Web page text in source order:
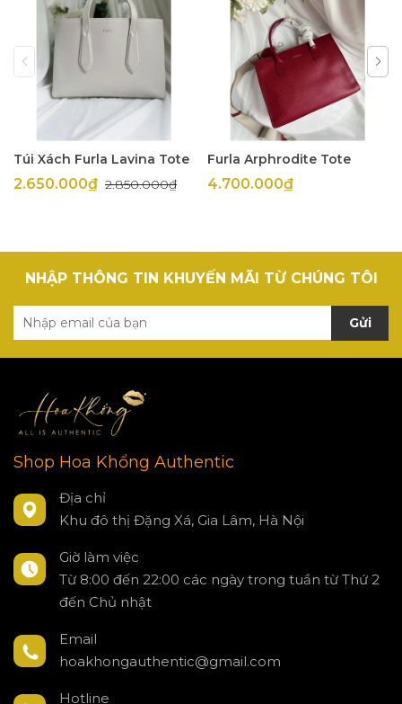
Túi Xách Furla Lavina Tote
2.650.000₫ 2.850.000₫
Furla Arphrodite Tote
4.700.000₫
NHẬP THÔNG TIN KHUYẾN MÃI TỪ CHÚNG TÔI
Gửi
Shop Hoa Khổng Authentic
Địa chỉ
Khu đô thị Đặng Xá, Gia Lâm, Hà Nội
Giờ làm việc
Từ 8:00 đến 22:00 các ngày trong tuần từ Thứ 2
đến Chủ nhật
Email
hoakhongauthentic@gmail.com
Hotline